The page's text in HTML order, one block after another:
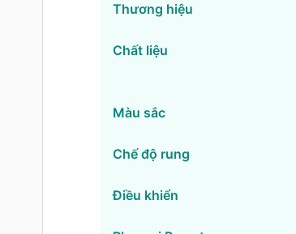
Thương hiệu
Chất liệu
Màu sắc
Chế độ rung
Điều khiển